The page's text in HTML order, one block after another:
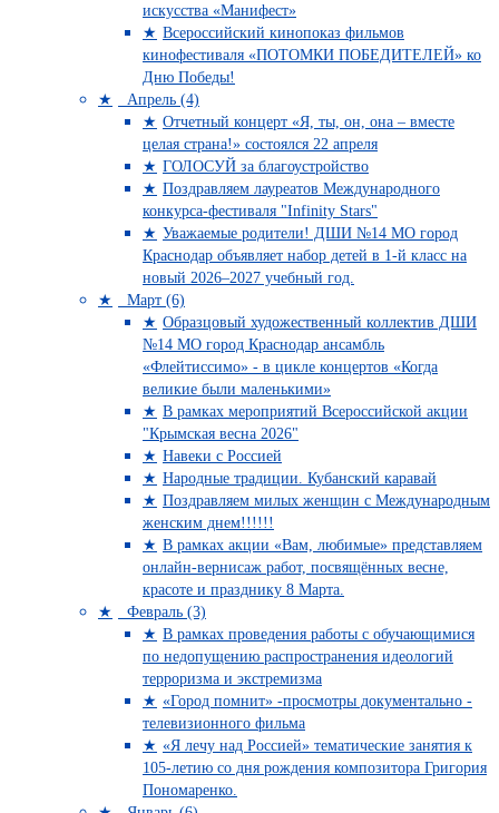
искусства «Манифест»
Всероссийский кинопоказ фильмов
кинофестиваля «ПОТОМКИ ПОБЕДИТЕЛЕЙ» ко
Дню Победы!
Апрель (4)
Отчетный концерт «Я, ты, он, она – вместе
целая страна!» состоялся 22 апреля
ГОЛОСУЙ за благоустройство
Поздравляем лауреатов Международного
конкурса-фестиваля "Infinity Stars"
Уважаемые родители! ДШИ №14 МО город
Краснодар объявляет набор детей в 1-й класс на
новый 2026–2027 учебный год.
Март (6)
Образцовый художественный коллектив ДШИ
№14 МО город Краснодар ансамбль
«Флейтиссимо» - в цикле концертов «Когда
великие были маленькими»
В рамках мероприятий Всероссийской акции
"Крымская весна 2026"
Навеки с Россией
Народные традиции. Кубанский каравай
Поздравляем милых женщин с Международным
женским днем!!!!!!
В рамках акции «Вам, любимые» представляем
онлайн-вернисаж работ, посвящённых весне,
красоте и празднику 8 Марта.
Февраль (3)
В рамках проведения работы с обучающимися
по недопущению распространения идеологий
терроризма и экстремизма
«Город помнит» -просмотры документально -
телевизионного фильма
«Я лечу над Россией» тематические занятия к
105-летию со дня рождения композитора Григория
Пономаренко.